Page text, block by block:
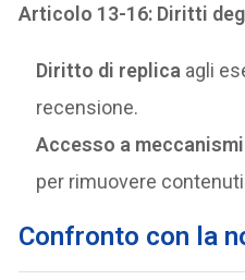
Articolo 13-16: Diritti
Diritto di replica agli
recensione.
Accesso a
per rimuovere
Confronto con la